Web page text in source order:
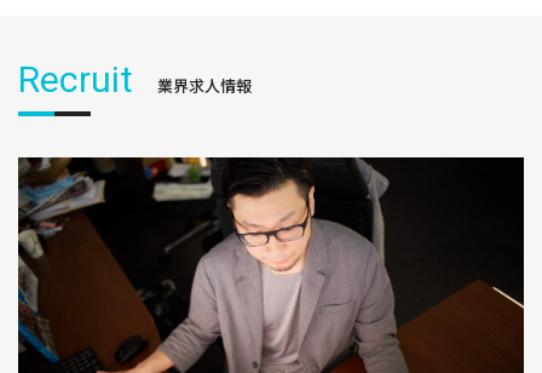
Recruit 業界求人情報